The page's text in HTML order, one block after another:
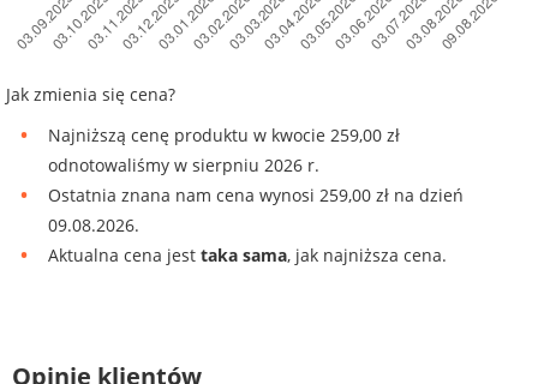
Jak zmienia się cena?
Najniższą cenę produktu w kwocie 259,00 zł
odnotowaliśmy w sierpniu 2026 r.
Ostatnia znana nam cena wynosi 259,00 zł na dzień
09.08.2026.
Aktualna cena jest taka sama, jak najniższa cena.
Opinie klientów